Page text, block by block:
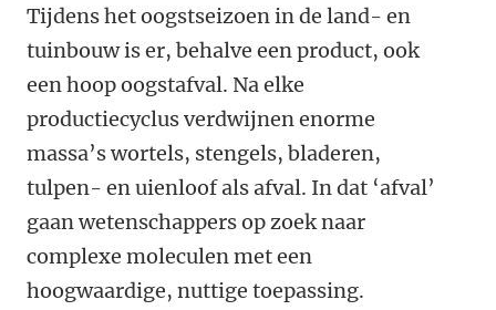
Tijdens het oogstseizoen in de land- en
tuinbouw is er, behalve een product, ook
een hoop oogstafval. Na elke
productiecyclus verdwijnen enorme
massa’s wortels, stengels, bladeren,
tulpen- en uienloof als afval. In dat ‘afval’
gaan wetenschappers op zoek naar
complexe moleculen met een
hoogwaardige, nuttige toepassing.